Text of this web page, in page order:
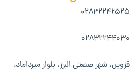
۰۲۸۳۲۲۴۲۵۲۵
۰۲۸۳۲۲۴۴۰۳۰
قزوین، شهر صنعتی البرز، بلوار میرداماد،